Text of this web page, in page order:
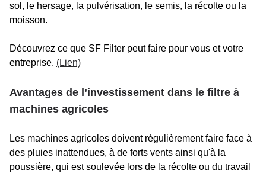
sol, le hersage, la pulvérisation, le semis, la récolte ou la
moisson.
Découvrez ce que SF Filter peut faire pour vous et votre
entreprise. (Lien)
Avantages de l’investissement dans le filtre à
machines agricoles
Les machines agricoles doivent régulièrement faire face à
des pluies inattendues, à de forts vents ainsi qu'à la
poussière, qui est soulevée lors de la récolte ou du travail